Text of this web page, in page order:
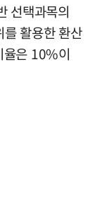
선택과목의
활용한 환산
율은 10%이